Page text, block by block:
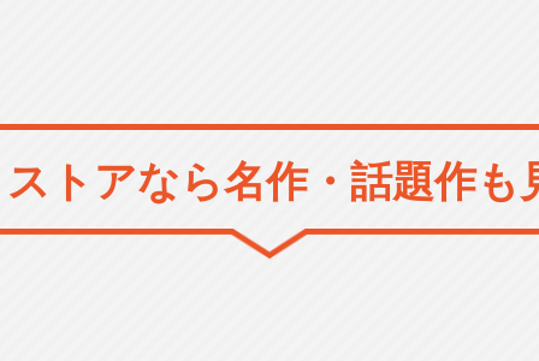
トアなら名作・話題作も